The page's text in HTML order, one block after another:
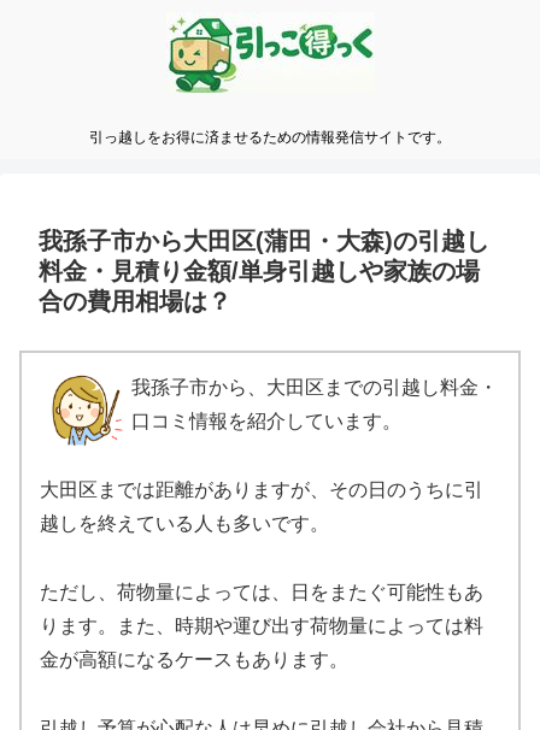
引っ越しをお得に済ませるための情報発信サイトです。
我孫子市から大田区(蒲田・大森)の引越し
料金・見積り金額/単身引越しや家族の場
合の費用相場は？
我孫子市から、大田区までの引越し料金・
口コミ情報を紹介しています。
大田区までは距離がありますが、その日のうちに引
越しを終えている人も多いです。
ただし、荷物量によっては、日をまたぐ可能性もあ
ります。また、時期や運び出す荷物量によっては料
金が高額になるケースもあります。